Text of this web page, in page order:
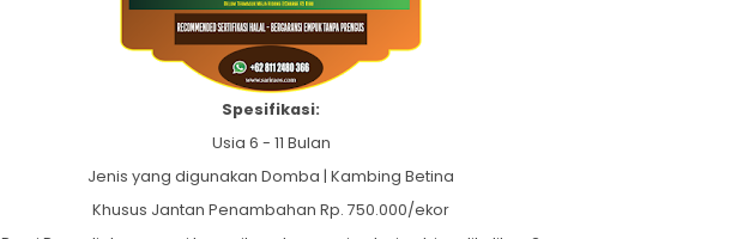
Spesifikasi:
Usia 6 - 11 Bulan
Jenis yang digunakan Domba | Kambing Betina
Khusus Jantan Penambahan Rp. 750.000/ekor